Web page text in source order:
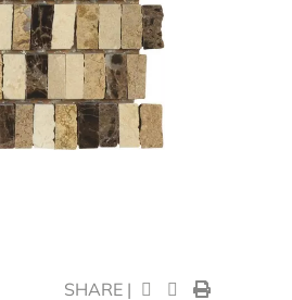
SHARE |